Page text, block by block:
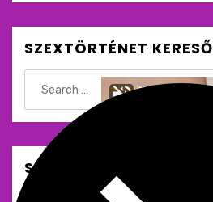
SZEXTÖRTÉNET KERESŐ
for:
SZEX TÖRTÉNETEK